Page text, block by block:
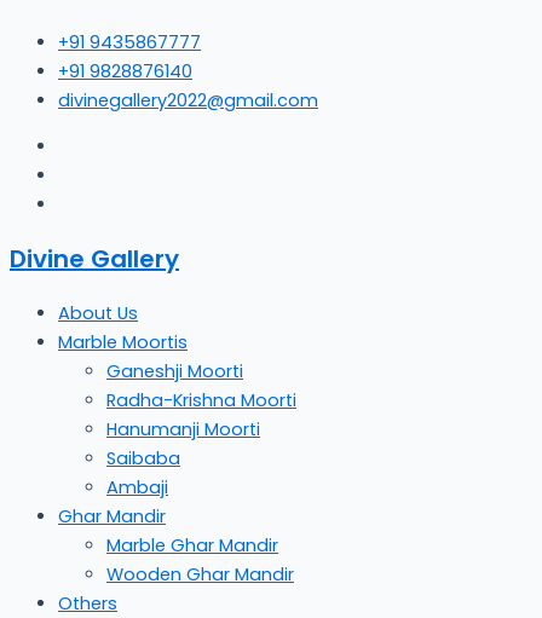
content
+91 9435867777
+91 9828876140
divinegallery2022@gmail.com
Divine Gallery
About Us
Marble Moortis
Ganeshji Moorti
Radha-Krishna Moorti
Hanumanji Moorti
Saibaba
Ambaji
Ghar Mandir
Marble Ghar Mandir
Wooden Ghar Mandir
Others